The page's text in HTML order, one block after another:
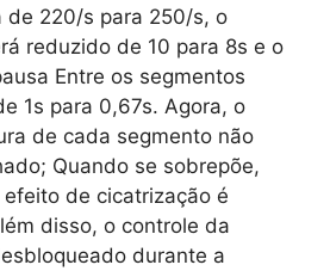
de 220/s para 250/s, o
reduzido de 10 para 8s e o
Entre os segmentos
1s para 0,67s. Agora, o
de cada segmento não
Quando se sobrepõe,
efeito de cicatrização é
disso, o controle da
durante a